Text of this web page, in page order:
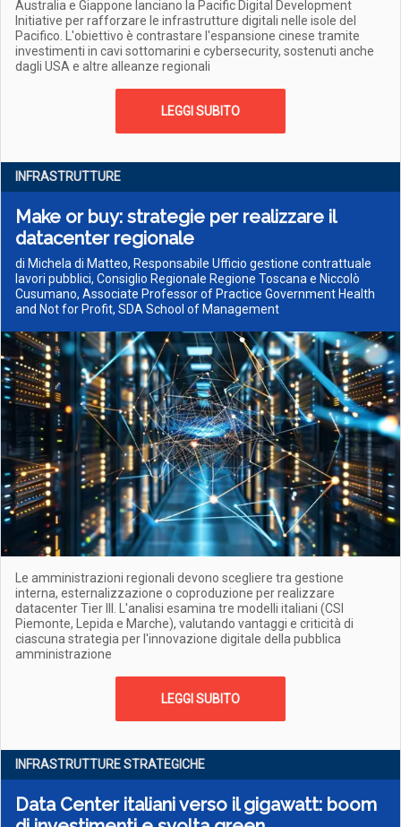
Australia e Giappone lanciano la Pacific Digital Development
Initiative per rafforzare le infrastrutture digitali nelle isole del
Pacifico. L'obiettivo è contrastare l'espansione cinese tramite
investimenti in cavi sottomarini e cybersecurity, sostenuti anche
dagli USA e altre alleanze regionali
LEGGI SUBITO
INFRASTRUTTURE
Make or buy: strategie per realizzare il
datacenter regionale
di Michela di Matteo, Responsabile Ufficio gestione contrattuale
lavori pubblici, Consiglio Regionale Regione Toscana e Niccolò
Cusumano, Associate Professor of Practice Government Health
and Not for Profit, SDA School of Management
Le amministrazioni regionali devono scegliere tra gestione
interna, esternalizzazione o coproduzione per realizzare
datacenter Tier III. L'analisi esamina tre modelli italiani (CSI
Piemonte, Lepida e Marche), valutando vantaggi e criticità di
ciascuna strategia per l'innovazione digitale della pubblica
amministrazione
LEGGI SUBITO
INFRASTRUTTURE STRATEGICHE
Data Center italiani verso il gigawatt: boom